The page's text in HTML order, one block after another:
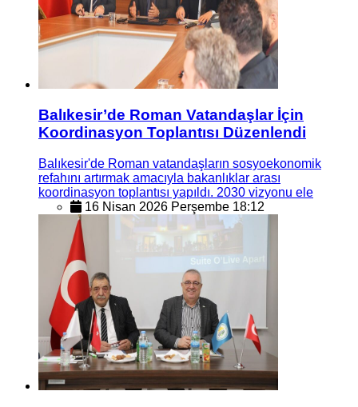
Balıkesir’de Roman Vatandaşlar İçin
Koordinasyon Toplantısı Düzenlendi
Balıkesir'de Roman vatandaşların sosyoekonomik
refahını artırmak amacıyla bakanlıklar arası
koordinasyon toplantısı yapıldı. 2030 vizyonu ele
16 Nisan 2026 Perşembe 18:12